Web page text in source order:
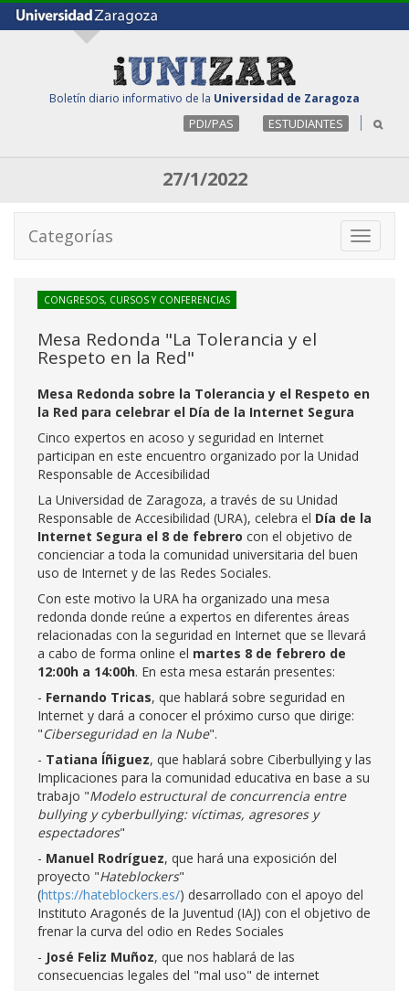
Boletín diario informativo de la Universidad de Zaragoza
PDI/PAS ESTUDIANTES
27/1/2022
Toggle
Categorías
CONGRESOS, CURSOS Y CONFERENCIAS
Mesa Redonda "La Tolerancia y el
Respeto en la Red"
Mesa Redonda sobre la Tolerancia y el Respeto en
la Red para celebrar el Día de la Internet Segura
Cinco expertos en acoso y seguridad en Internet
participan en este encuentro organizado por la Unidad
Responsable de Accesibilidad
La Universidad de Zaragoza, a través de su Unidad
Responsable de Accesibilidad (URA), celebra el Día de la
Internet Segura el 8 de febrero con el objetivo de
concienciar a toda la comunidad universitaria del buen
uso de Internet y de las Redes Sociales.
Con este motivo la URA ha organizado una mesa
redonda donde reúne a expertos en diferentes áreas
relacionadas con la seguridad en Internet que se llevará
a cabo de forma online el martes 8 de febrero de
12:00h a 14:00h. En esta mesa estarán presentes:
- Fernando Tricas, que hablará sobre seguridad en
Internet y dará a conocer el próximo curso que dirige:
"Ciberseguridad en la Nube".
- Tatiana Íñiguez, que hablará sobre Ciberbullying y las
Implicaciones para la comunidad educativa en base a su
trabajo "Modelo estructural de concurrencia entre
bullying y cyberbullying: víctimas, agresores y
espectadores"
- Manuel Rodríguez, que hará una exposición del
proyecto "Hateblockers"
(https://hateblockers.es/) desarrollado con el apoyo del
Instituto Aragonés de la Juventud (IAJ) con el objetivo de
frenar la curva del odio en Redes Sociales
- José Feliz Muñoz, que nos hablará de las
consecuencias legales del "mal uso" de internet